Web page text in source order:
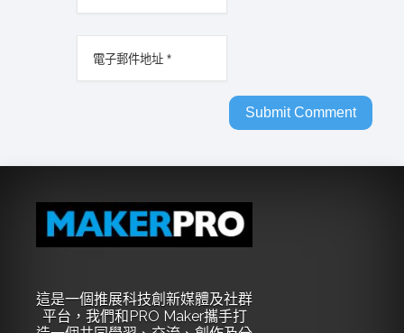
這是一個推展科技創新媒體及社群
平台，我們和PRO Maker攜手打